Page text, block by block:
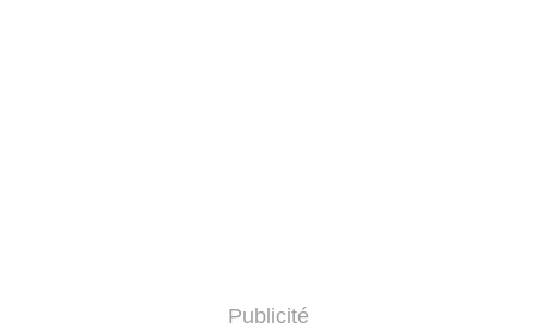
Publicité